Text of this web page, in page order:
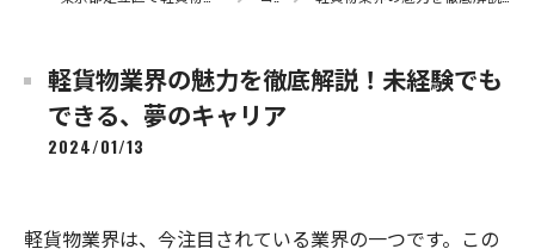
軽貨物業界の魅力を徹底解説！未経験でも
できる、夢のキャリア
2024/01/13
軽貨物業界は、今注目されている業界の一つです。この